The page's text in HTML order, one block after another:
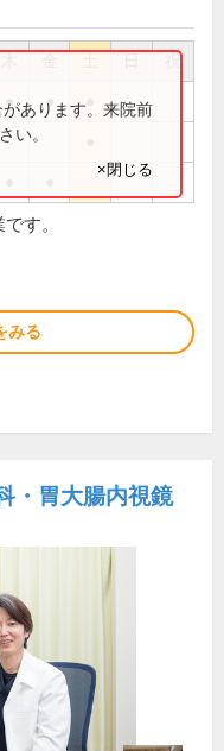
祝
● ●
あります。来院前
い。
×閉じる
す。
みる
・胃大腸内視鏡